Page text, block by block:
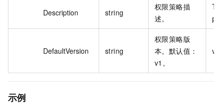
Description string
权限策略描
述。
DefaultVersion string
权限策略版
本。默认值：
v1。
v1
示例